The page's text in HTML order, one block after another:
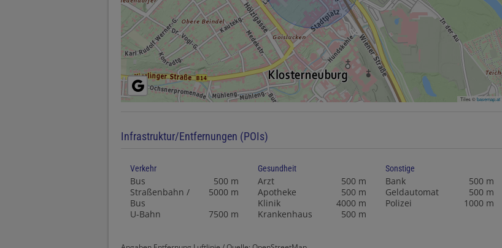
Tiles ©basemap.at
Infrastruktur/Entfernungen (POIs)
Verkehr
Bus
500 m
Straßenbahn /
Bus
5000 m
U-Bahn
7500 m
Gesundheit
Arzt
500 m
Apotheke
500 m
Klinik
4000 m
Krankenhaus
500 m
Sonstige
Bank
500 m
Geldautomat
500 m
Polizei
1000 m